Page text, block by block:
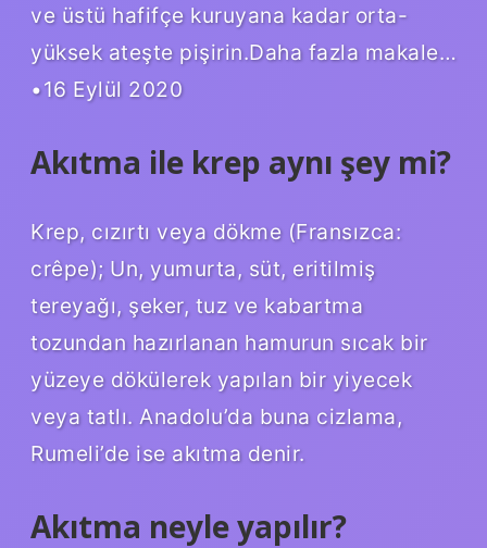
ve üstü hafifçe kuruyana kadar orta-
yüksek ateşte pişirin.Daha fazla makale…
•16 Eylül 2020
Akıtma ile krep aynı şey mi?
Krep, cızırtı veya dökme (Fransızca:
crêpe); Un, yumurta, süt, eritilmiş
tereyağı, şeker, tuz ve kabartma
tozundan hazırlanan hamurun sıcak bir
yüzeye dökülerek yapılan bir yiyecek
veya tatlı. Anadolu’da buna cizlama,
Rumeli’de ise akıtma denir.
Akıtma neyle yapılır?